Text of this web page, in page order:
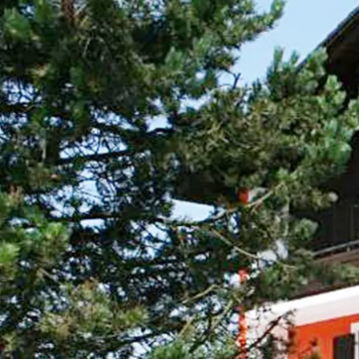
Aktivitäten im Chiemgau
Wandern & Gipfelglück
Radfahren &
Mountainbiken
Chiemsee &
Aktivitäten für die Familie
Winter
Golfen
Leben &
&
Orte